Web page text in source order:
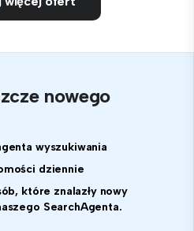
nowego
wyszukiwania
dziennie
które znalazły nowy
SearchAgenta.